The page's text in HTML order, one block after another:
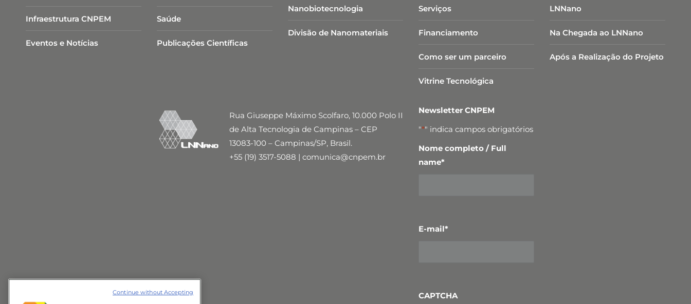
Infraestrutura CNPEM
Eventos e Notícias
Saúde
Publicações Científicas
Nanobiotecnologia​
Divisão de Nanomateriais
Serviços
Financiamento
Como ser um parceiro
Vitrine Tecnológica
LNNano
Na Chegada ao LNNano
Após a Realização do Projeto
Rua Giuseppe Máximo Scolfaro, 10.000 Polo II
de Alta Tecnologia de Campinas – CEP
13083-100 – Campinas/SP, Brasil.
+55 (19) 3517-5088 | comunica@cnpem.br
Newsletter CNPEM
"*" indica campos obrigatórios
Nome completo / Full
name*
E-mail*
CAPTCHA
Continue without Accepting